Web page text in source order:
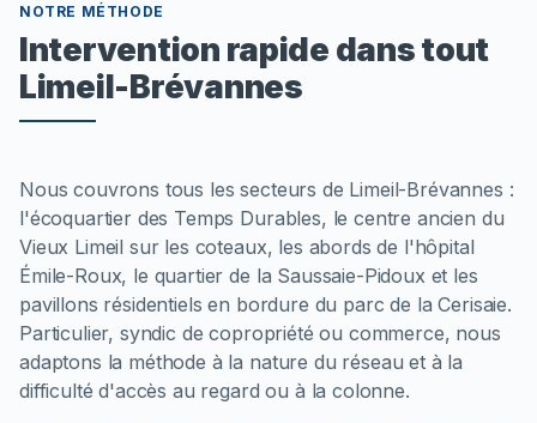
NOTRE MÉTHODE
Intervention rapide dans tout
Limeil-Brévannes
Nous couvrons tous les secteurs de Limeil-Brévannes :
l'écoquartier des Temps Durables, le centre ancien du
Vieux Limeil sur les coteaux, les abords de l'hôpital
Émile-Roux, le quartier de la Saussaie-Pidoux et les
pavillons résidentiels en bordure du parc de la Cerisaie.
Particulier, syndic de copropriété ou commerce, nous
adaptons la méthode à la nature du réseau et à la
difficulté d'accès au regard ou à la colonne.